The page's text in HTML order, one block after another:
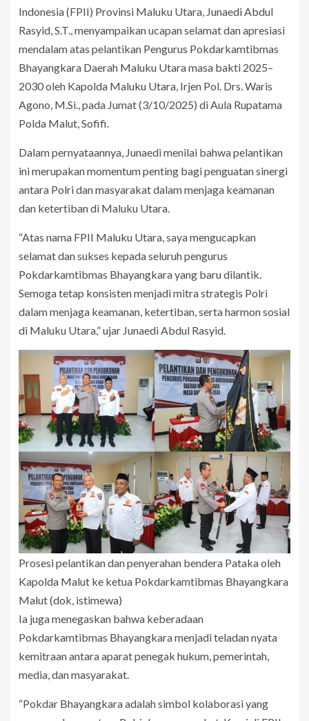
Indonesia (FPII) Provinsi Maluku Utara, Junaedi Abdul
Rasyid, S.T., menyampaikan ucapan selamat dan apresiasi
mendalam atas pelantikan Pengurus Pokdarkamtibmas
Bhayangkara Daerah Maluku Utara masa bakti 2025–
2030 oleh Kapolda Maluku Utara, Irjen Pol. Drs. Waris
Agono, M.Si., pada Jumat (3/10/2025) di Aula Rupatama
Polda Malut, Sofifi.
Dalam pernyataannya, Junaedi menilai bahwa pelantikan
ini merupakan momentum penting bagi penguatan sinergi
antara Polri dan masyarakat dalam menjaga keamanan
dan ketertiban di Maluku Utara.
“Atas nama FPII Maluku Utara, saya mengucapkan
selamat dan sukses kepada seluruh pengurus
Pokdarkamtibmas Bhayangkara yang baru dilantik.
Semoga tetap konsisten menjadi mitra strategis Polri
dalam menjaga keamanan, ketertiban, serta harmon sosial
di Maluku Utara,” ujar Junaedi Abdul Rasyid.
Prosesi pelantikan dan penyerahan bendera Pataka oleh
Kapolda Malut ke ketua Pokdarkamtibmas Bhayangkara
Malut (dok, istimewa)
Ia juga menegaskan bahwa keberadaan
Pokdarkamtibmas Bhayangkara menjadi teladan nyata
kemitraan antara aparat penegak hukum, pemerintah,
media, dan masyarakat.
“Pokdar Bhayangkara adalah simbol kolaborasi yang